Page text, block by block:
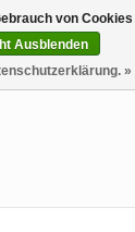
0 Artikel - €0,00
von Cookies
Ausblenden
»